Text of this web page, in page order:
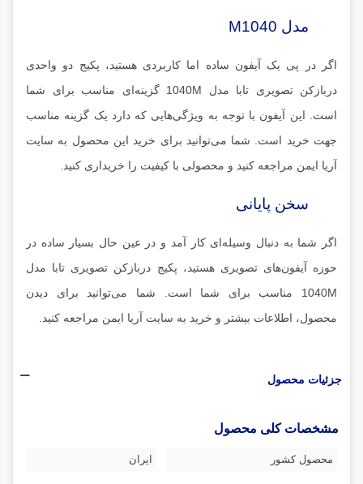
مدل M1040
اگر در پی یک آیفون ساده اما کاربردی هستید، پکیج دو واحدی
دربازکن تصویری تابا مدل 1040M گزینه‌ای مناسب برای شما
است. این آیفون با توجه به ویژگی‌هایی که دارد یک گزینه مناسب
جهت خرید است. شما می‌توانید برای خرید این محصول به سایت
آریا ایمن مراجعه کنید و محصولی با کیفیت را خریداری کنید.
سخن پایانی
اگر شما به دنبال وسیله‌ای کار آمد و در عین حال بسیار ساده در
حوزه آیفون‌های تصویری هستید، پکیج دربازکن تصویری تابا مدل
1040M مناسب برای شما است. شما می‌توانید برای دیدن
محصول، اطلاعات بیشتر و خرید به سایت آریا ایمن مراجعه کنید.
جزئیات محصول
مشخصات کلی محصول
محصول کشور ایران